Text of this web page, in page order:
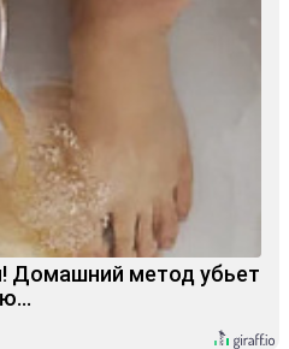
Домашний метод убьет
ю…